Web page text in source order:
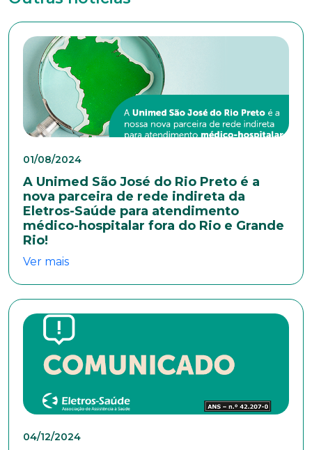
01/08/2024
A Unimed São José do Rio Preto é a
nova parceira de rede indireta da
Eletros-Saúde para atendimento
médico-hospitalar fora do Rio e Grande
Rio!
Ver mais
04/12/2024
Telefone
Endereço
Bairro
Cidade
Naturalidade
Estado Civil
Escolaridade